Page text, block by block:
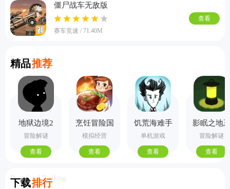
僵尸战车无敌版
赛车竞速 / 71.40M
查看
精品推荐
Recommend
地狱边境2
手机版
冒险解谜
查看
烹饪冒险国
际服
模拟经营
查看
饥荒海难手
机版
单机游戏
查看
影眠之地
式版
冒险解谜
查看
下载排行
Download Ranking